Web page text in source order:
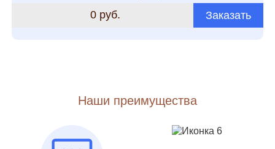
0 руб.
Заказать
Наши преимущества